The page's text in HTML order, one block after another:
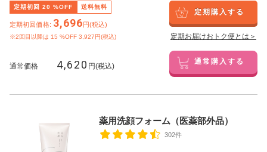
定期初回 20 %OFF 送料無料
定期初回価格: 3,696円(税込)
※2回目以降は 15 %OFF 3,927円(税込)
定期購入する
定期お届けおトク便とは＞
通常価格 4,620 円(税込) 通常購入する
薬用洗顔フォーム（医薬部外品）
302件